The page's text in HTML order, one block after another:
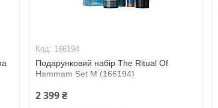
166194
Подарунковий набір The Ritual Of
Hammam Set М (166194)
2 399 ₴